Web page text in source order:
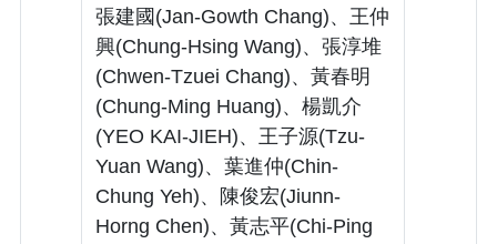
張建國(Jan-Gowth Chang)、王仲
興(Chung-Hsing Wang)、張淳堆
(Chwen-Tzuei Chang)、黃春明
(Chung-Ming Huang)、楊凱介
(YEO KAI-JIEH)、王子源(Tzu-
Yuan Wang)、葉進仲(Chin-
Chung Yeh)、陳俊宏(Jiunn-
Horng Chen)、黃志平(Chi-Ping